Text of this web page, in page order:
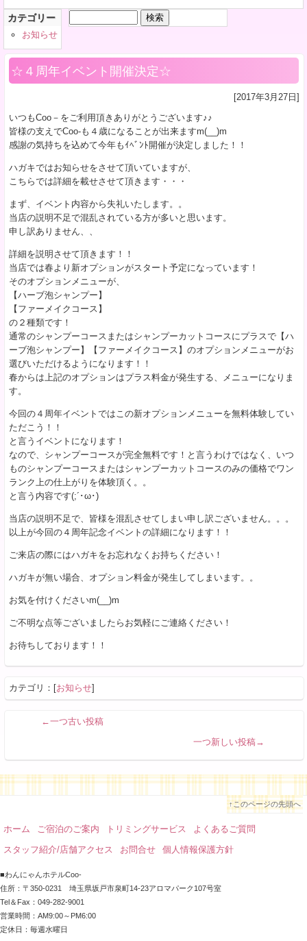
カテゴリー
お知らせ
索:
☆４周年イベント開催決定☆
[2017年3月27日]
いつもCoo－をご利用頂きありがとうございます♪♪
皆様の支えでCoo-も４歳になることが出来ますm(__)m
感謝の気持ちを込めて今年もｲﾍﾞﾝﾄ開催が決定しました！！
ハガキではお知らせをさせて頂いていますが、
こちらでは詳細を載せさせて頂きます・・・
まず、イベント内容から失礼いたします。。
当店の説明不足で混乱されている方が多いと思います。
申し訳ありません、、
詳細を説明させて頂きます！！
当店では春より新オプションがスタート予定になっています！
そのオプションメニューが、
【ハーブ泡シャンプー】
【ファーメイクコース】
の２種類です！
通常のシャンプーコースまたはシャンプーカットコースにプラスで【ハ
ーブ泡シャンプー】【ファーメイクコース】のオプションメニューがお
選びいただけるようになります！！
春からは上記のオプションはプラス料金が発生する、メニューになりま
す。
今回の４周年イベントではこの新オプションメニューを無料体験してい
ただこう！！
と言うイベントになります！
なので、シャンプーコースが完全無料です！と言うわけではなく、いつ
ものシャンプーコースまたはシャンプーカットコースのみの価格でワン
ランク上の仕上がりを体験頂く。。
と言う内容です(;´･ω･)
当店の説明不足で、皆様を混乱させてしまい申し訳ございません。。。
以上が今回の４周年記念イベントの詳細になります！！
ご来店の際にはハガキをお忘れなくお持ちください！
ハガキが無い場合、オプション料金が発生してしまいます。。
お気を付けくださいm(__)m
ご不明な点等ございましたらお気軽にご連絡ください！
お待ちしております！！
カテゴリ：[お知らせ]
←一つ古い投稿
一つ新しい投稿→
↑このページの先頭へ
ホーム ご宿泊のご案内 トリミングサービス
よくあるご質問
スタッフ紹介/店舗アクセス
お問合せ 個人情報保護方針
■わんにゃんホテルCoo-
住所：〒350-0231 埼玉県坂戸市泉町14-23アロマパーク107号室
Tel＆Fax：049-282-9001
営業時間：AM9:00～PM6:00
定休日：毎週水曜日